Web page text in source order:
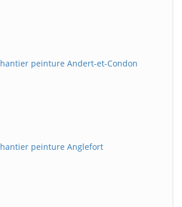
peinture Andert-et-Condon
peinture Anglefort